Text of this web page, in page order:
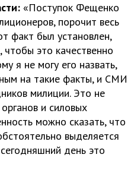
«Поступок Фещенко
порочит весь
факт был установлен,
это качественно
я не могу его назвать,
на такие факты, и СМИ
милиции. Это не
и силовых
можно сказать, что
выделяется
день это